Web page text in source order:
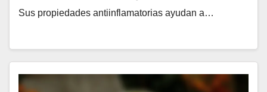
Sus propiedades antiinflamatorias ayudan a…